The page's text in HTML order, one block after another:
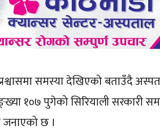
समस्या देखिएको बताउँदै
१०७ पुगेको सिरियाली सरकारी
छ ।